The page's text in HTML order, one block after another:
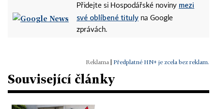
Přidejte si Hospodářské noviny mezi
své oblíbené tituly na Google
zprávách.
Předplatné HN+ je zcela bez reklam.
Související články